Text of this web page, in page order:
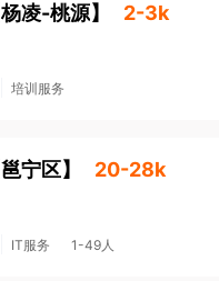
杨凌-桃源】 2-3k
培训服务
邕宁区】 20-28k
IT服务 1-49人